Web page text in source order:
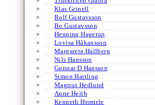
Klas Grinell
Rolf Gustavsson
Bo Gustavsson
Henning Hagerup
Lovisa Håkansson
Margareta Hallberg
Nils Hansson
Gunnar D Hansson
Simon Hartling
Magnus Hedlund
Anne Heith
Kenneth Hermele